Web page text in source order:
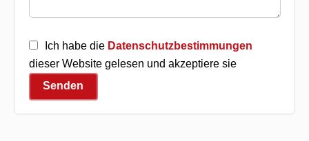
Ich habe die Datenschutzbestimmungen
dieser Website gelesen und akzeptiere sie
Senden